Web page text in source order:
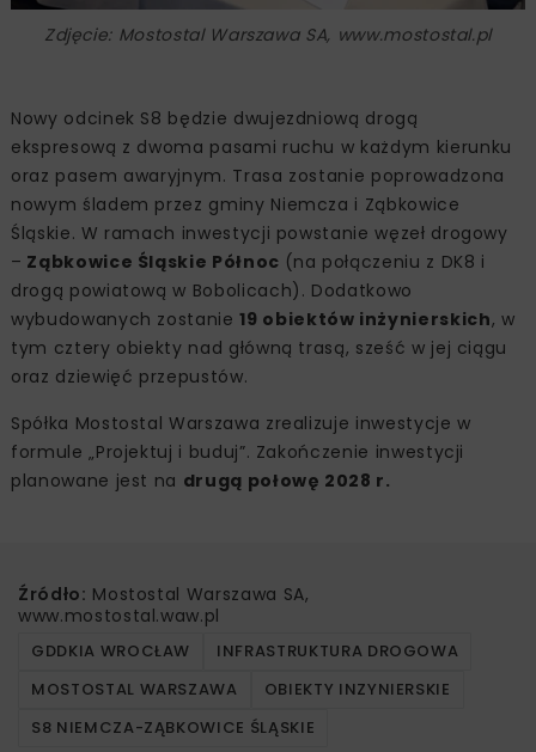
Zdjęcie: Mostostal Warszawa SA, www.mostostal.pl
Nowy odcinek S8 będzie dwujezdniową drogą
ekspresową z dwoma pasami ruchu w każdym kierunku
oraz pasem awaryjnym. Trasa zostanie poprowadzona
nowym śladem przez gminy Niemcza i Ząbkowice
Śląskie. W ramach inwestycji powstanie węzeł drogowy
– Ząbkowice Śląskie Północ (na połączeniu z DK8 i
drogą powiatową w Bobolicach). Dodatkowo
wybudowanych zostanie19 obiektów inżynierskich, w
tym cztery obiekty nad główną trasą, sześć w jej ciągu
oraz dziewięć przepustów.
Spółka Mostostal Warszawa zrealizuje inwestycje w
formule „Projektuj i buduj”. Zakończenie inwestycji
planowane jest na drugą połowę 2028 r.
Źródło: Mostostal Warszawa SA,
www.mostostal.waw.pl
GDDKIA WROCŁAW
INFRASTRUKTURA DROGOWA
MOSTOSTAL WARSZAWA
OBIEKTY INZYNIERSKIE
S8 NIEMCZA-ZĄBKOWICE ŚLĄSKIE